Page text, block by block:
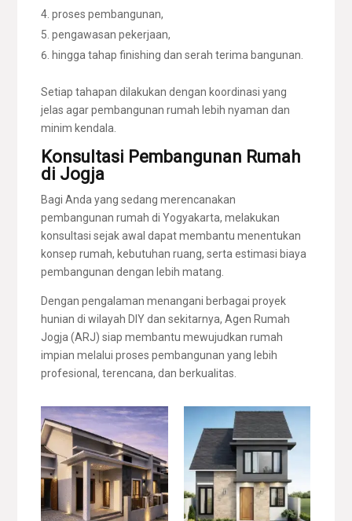
proses pembangunan,
pengawasan pekerjaan,
hingga tahap finishing dan serah terima bangunan.
Setiap tahapan dilakukan dengan koordinasi yang
jelas agar pembangunan rumah lebih nyaman dan
minim kendala.
Konsultasi Pembangunan Rumah
di Jogja
Bagi Anda yang sedang merencanakan
pembangunan rumah di Yogyakarta, melakukan
konsultasi sejak awal dapat membantu menentukan
konsep rumah, kebutuhan ruang, serta estimasi biaya
pembangunan dengan lebih matang.
Dengan pengalaman menangani berbagai proyek
hunian di wilayah DIY dan sekitarnya, Agen Rumah
Jogja (ARJ) siap membantu mewujudkan rumah
impian melalui proses pembangunan yang lebih
profesional, terencana, dan berkualitas.